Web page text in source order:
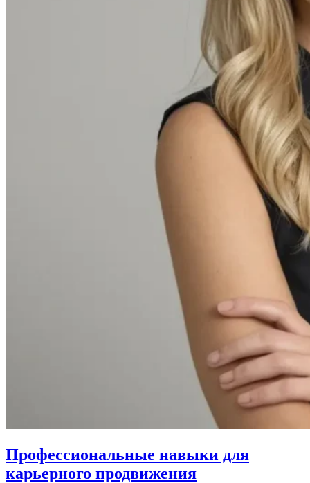
Профессиональные навыки для
карьерного продвижения